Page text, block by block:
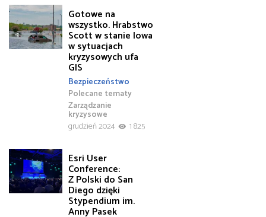
Gotowe na
wszystko. Hrabstwo
Scott w stanie Iowa
w sytuacjach
kryzysowych ufa
GIS
Bezpieczeństwo
Polecane tematy
Zarządzanie
kryzysowe
grudzień 2024
1 825
Esri User
Conference:
Z Polski do San
Diego dzięki
Stypendium im.
Anny Pasek